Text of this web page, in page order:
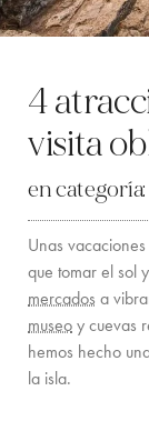
TODAS
COSTA
SANTA
SANTA
IBIZA
4
visita
en categoría:
Unas
que tomar el sol
mercados a
museoy cuevas
hemos hecho
la isla.